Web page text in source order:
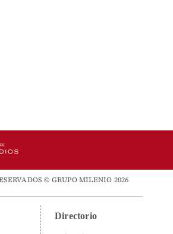
© GRUPO MILENIO 2026
Directorio